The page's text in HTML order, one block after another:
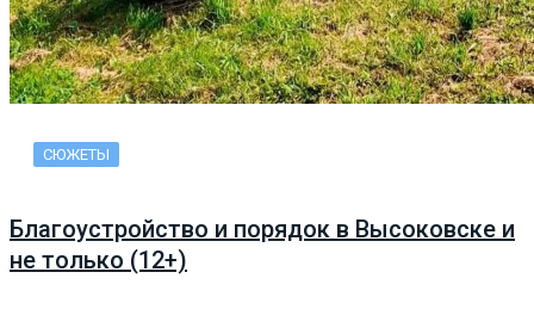
СЮЖЕТЫ
Благоустройство и порядок в Высоковске и
не только (12+)